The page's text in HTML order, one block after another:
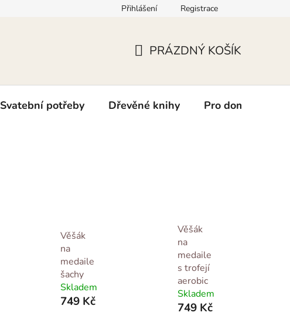
Přihlášení Registrace
PRÁZDNÝ KOŠÍK
Svatební potřeby Dřevěné knihy Pro domácí
Věšák
na
medaile
šachy
Skladem
749 Kč
Věšák
na
medaile
s trofejí
aerobic
Skladem
749 Kč